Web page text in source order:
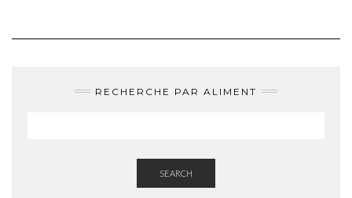
RECHERCHE PAR ALIMENT
SEARCH